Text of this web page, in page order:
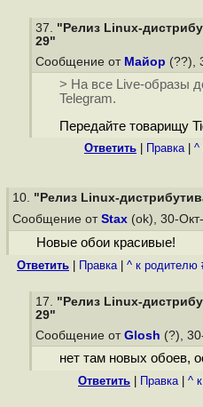
37. "Релиз Linux-
29"
Сообщение от Майор (??),
> На все Live-образы
Telegram.
Передайте товарищу
Ответить Правка| ^
10. "Релиз Linux-
Сообщение от Stax (ok), 30-
Новые обои красивые!
Ответить Правка| ^ к родителю
17. "Релиз Linux-
29"
Сообщение от Glosh (?),
нет там новых обоев,
Ответить Правка| ^